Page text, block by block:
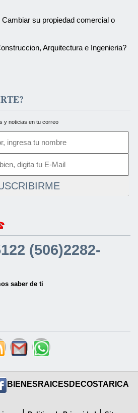
su propiedad comercial o
Arquitectura e Ingenieria?
y noticias en tu correo
(506)2282-
saber de ti
BIENESRAICESDECOSTARICA